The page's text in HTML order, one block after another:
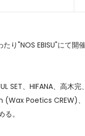
り"NOS EBISU"にて開
SET、HIFANA、高木
Poetics CREW)、
。